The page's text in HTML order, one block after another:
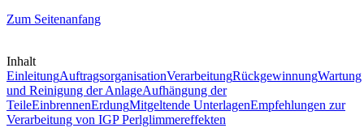
Zum Seitenanfang
Inhalt
EinleitungAuftragsorganisationVerarbeitungRückgewinnungWartung
und Reinigung der AnlageAufhängung der
TeileEinbrennenErdungMitgeltende UnterlagenEmpfehlungen zur
Verarbeitung von IGP Perlglimmereffekten